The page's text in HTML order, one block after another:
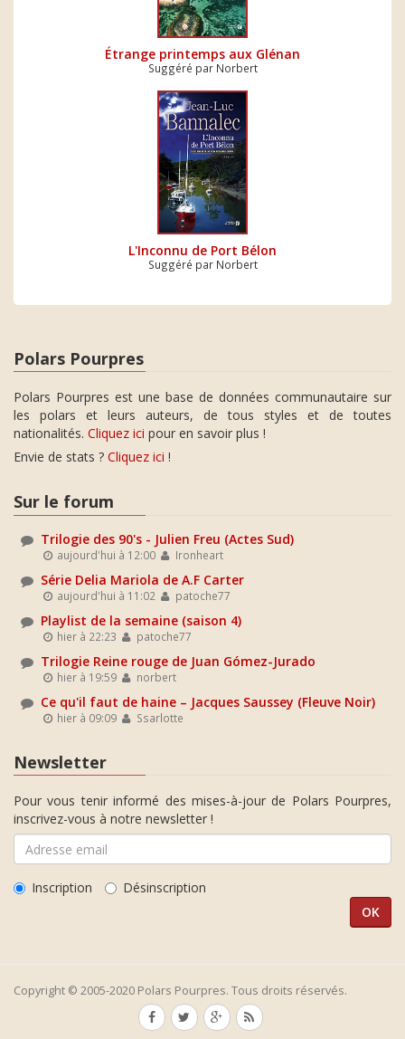
Étrange printemps aux Glénan
Suggéré par Norbert
L'Inconnu de Port Bélon
Suggéré par Norbert
Polars Pourpres
Polars Pourpres est une base de données communautaire sur
les polars et leurs auteurs, de tous styles et de toutes
nationalités. Cliquez ici pour en savoir plus !
Envie de stats ? Cliquez ici !
Sur le forum
Trilogie des 90's - Julien Freu (Actes Sud)
aujourd'hui à 12:00 Ironheart
Série Delia Mariola de A.F Carter
aujourd'hui à 11:02 patoche77
Playlist de la semaine (saison 4)
hier à 22:23 patoche77
Trilogie Reine rouge de Juan Gómez-Jurado
hier à 19:59 norbert
Ce qu'il faut de haine – Jacques Saussey (Fleuve Noir)
hier à 09:09 Ssarlotte
Newsletter
Pour vous tenir informé des mises-à-jour de Polars Pourpres,
inscrivez-vous à notre newsletter !
Inscription Désinscription
Copyright © 2005-2020 Polars Pourpres. Tous droits réservés.